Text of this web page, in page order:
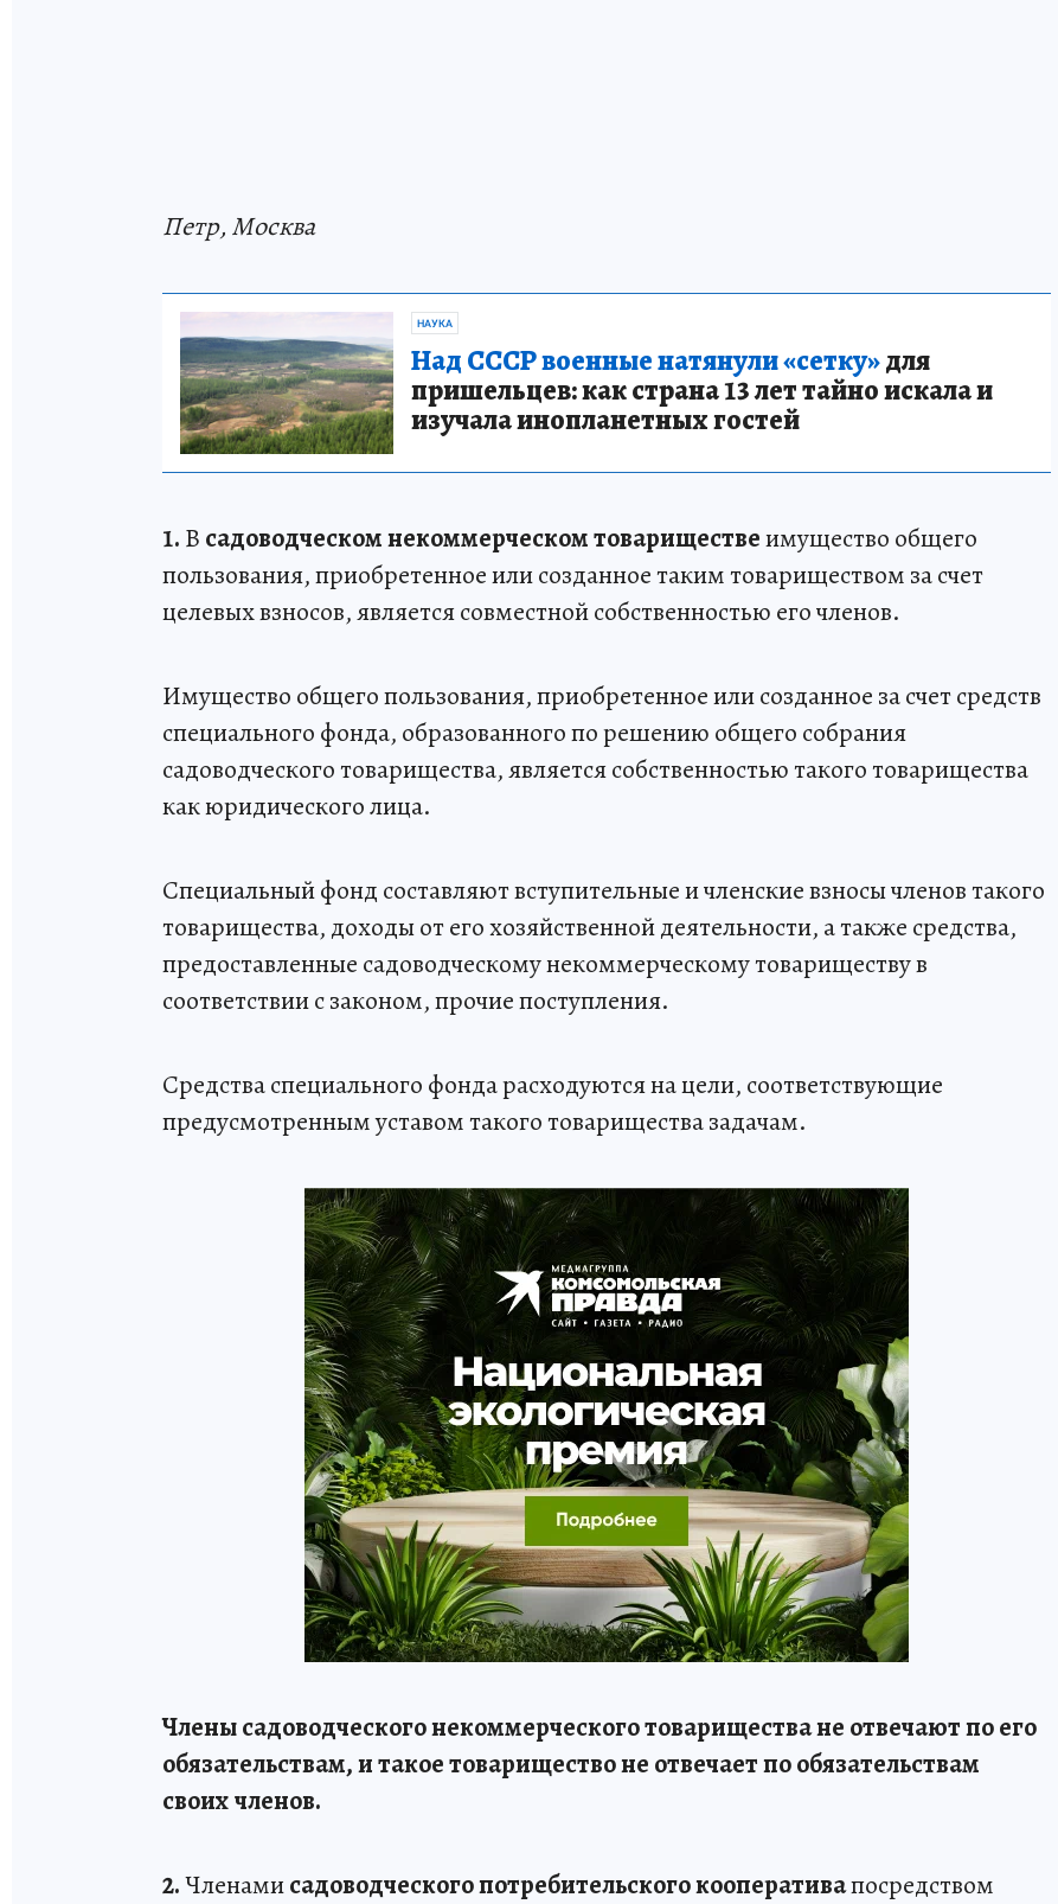
Петр, Москва
НАУКА
Над СССР военные натянули «сетку»для
пришельцев: как страна 13 лет тайно искала и
изучала инопланетных гостей
1. В садоводческом некоммерческом товариществеимущество общего
пользования, приобретенное или созданное таким товариществом за счет
целевых взносов, является совместной собственностью его членов.
Имущество общего пользования, приобретенное или созданное за счет средств
специального фонда, образованного по решению общего собрания
садоводческого товарищества, является собственностью такого товарищества
как юридического лица.
Специальный фонд составляют вступительные и членские взносы членов такого
товарищества, доходы от его хозяйственной деятельности, а также средства,
предоставленные садоводческому некоммерческому товариществу в
соответствии с законом, прочие поступления.
Средства специального фонда расходуются на цели, соответствующие
предусмотренным уставом такого товарищества задачам.
Члены садоводческого некоммерческого товарищества не отвечают по его
обязательствам, и такое товарищество не отвечает по обязательствам
своих членов.
2.Членамисадоводческого потребительского кооперативапосредством